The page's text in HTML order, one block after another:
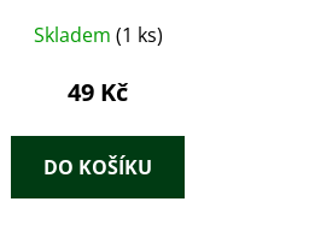
Skladem (1 ks)
49 Kč
DO KOŠÍKU